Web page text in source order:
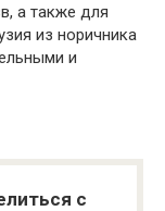
а также для
из норичника
и
с